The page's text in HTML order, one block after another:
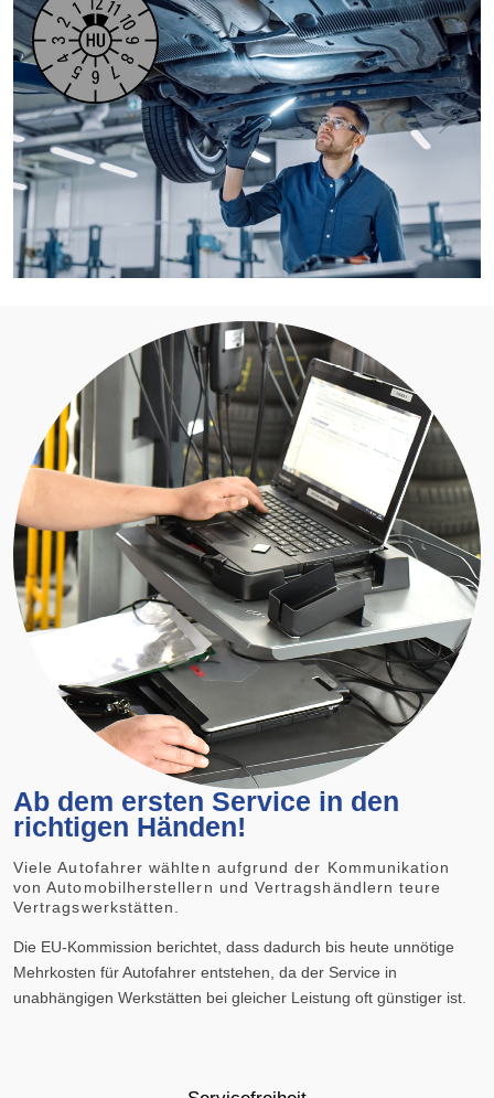
Ab dem ersten Service in den
richtigen Händen!
Viele Autofahrer wählten aufgrund der Kommunikation
von Automobilherstellern und Vertragshändlern teure
Vertragswerkstätten.
Die EU-Kommission berichtet, dass dadurch bis heute unnötige
Mehrkosten für Autofahrer entstehen, da der Service in
unabhängigen Werkstätten bei gleicher Leistung oft günstiger ist.